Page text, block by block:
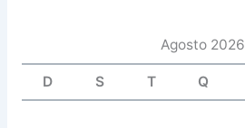
Agosto 2026
D S T Q